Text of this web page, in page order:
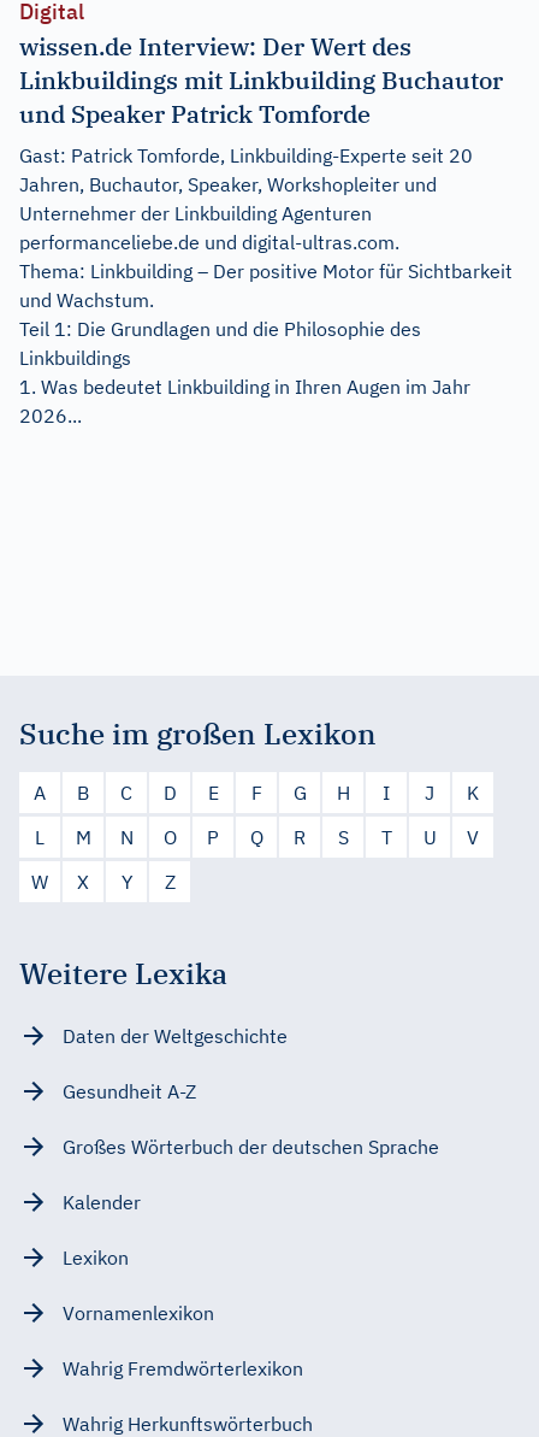
Digital
wissen.de Interview: Der Wert des
Linkbuildings mit Linkbuilding Buchautor
und Speaker Patrick Tomforde
Gast: Patrick Tomforde, Linkbuilding-Experte seit 20
Jahren, Buchautor, Speaker, Workshopleiter und
Unternehmer der Linkbuilding Agenturen
performanceliebe.de und digital-ultras.com.
Thema: Linkbuilding – Der positive Motor für Sichtbarkeit
und Wachstum.
Teil 1: Die Grundlagen und die Philosophie des
Linkbuildings
1. Was bedeutet Linkbuilding in Ihren Augen im Jahr
2026...
Suche im großen Lexikon
A B C D E F G H I J
K
L
M N O P Q R S T U
V
W
X Y Z
Weitere Lexika
Daten der Weltgeschichte
Gesundheit A-Z
Großes Wörterbuch der deutschen Sprache
Kalender
Lexikon
Vornamenlexikon
Wahrig Fremdwörterlexikon
Wahrig Herkunftswörterbuch